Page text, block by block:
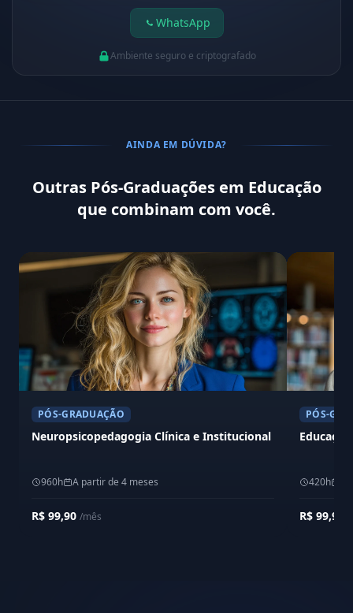
WhatsApp
Ambiente seguro e criptografado
AINDA EM DÚVIDA?
Outras Pós-Graduações em Educação
que combinam com você.
PÓS-GRADUAÇÃO
Neuropsicopedagogia Clínica e Institucional
960h A partir de 4 meses
R$ 99,90 /mês
PÓS-
420h
R$ 99,90